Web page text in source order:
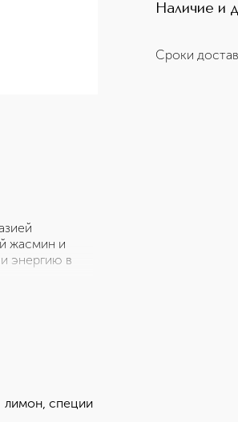
Наличие и
Сроки
жасмин и
энергию в
лимон, специи